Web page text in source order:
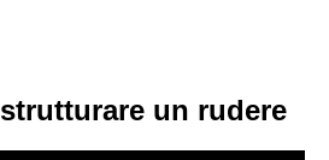
un rudere